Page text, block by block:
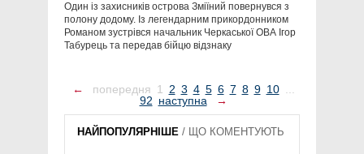
Один із захисників острова Зміїний повернувся з
полону додому. Із легендарним прикордонником
Романом зустрівся начальник Черкаської ОВА Ігор
Табурець та передав бійцю відзнаку
← попередня 1 2 3 4 5 6 7 8 9 10 ...
92 наступна →
НАЙПОПУЛЯРНІШЕ / ЩО КОМЕНТУЮТЬ